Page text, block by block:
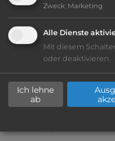
Klassifizierung:
Lage:
Zweck: Marketing
Alle Dienste
Mit diesem
oder deaktivieren.
Ich lehne
ab